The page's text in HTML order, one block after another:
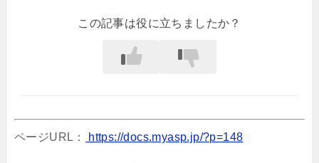
この記事は役に立ちましたか？
ページURL： https://docs.myasp.jp/?p=148